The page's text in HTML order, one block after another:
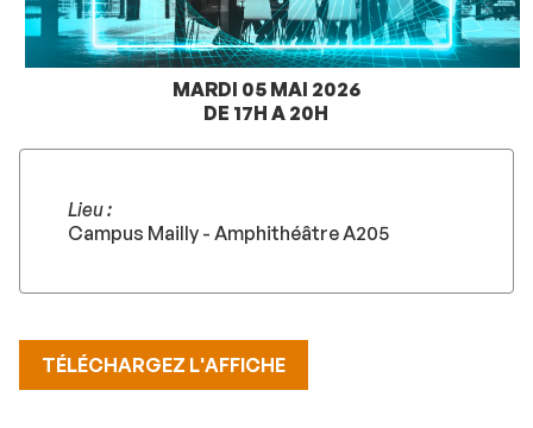
MARDI 05 MAI 2026
DE 17H A 20H
Lieu :
Campus Mailly - Amphithéâtre A205
TÉLÉCHARGEZ L'AFFICHE